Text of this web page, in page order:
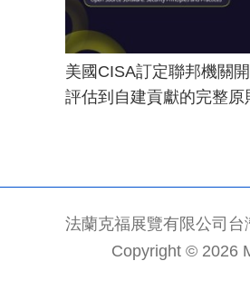
美國CISA訂定聯邦機關
評估到自建貢獻的完整原
法蘭克福展覽有限公司
Copyright © 2026